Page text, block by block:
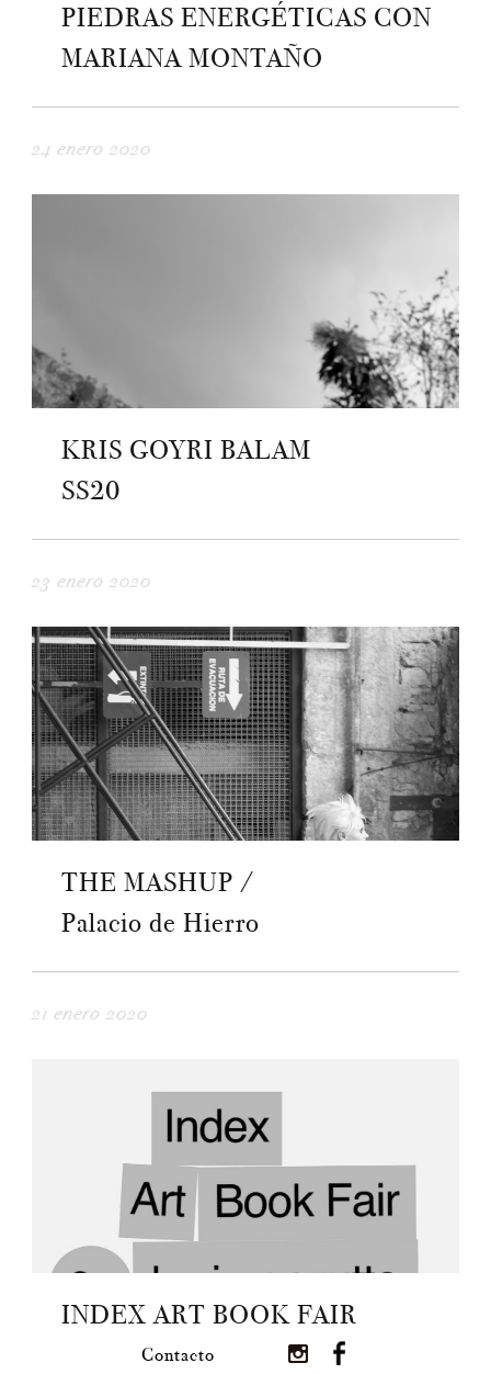
Contacto
PIEDRAS ENERGÉTICAS CON
MARIANA MONTAÑO
24 enero 2020
KRIS GOYRI BALAM
SS20
23 enero 2020
THE MASHUP /
Palacio de Hierro
21 enero 2020
INDEX ART BOOK FAIR